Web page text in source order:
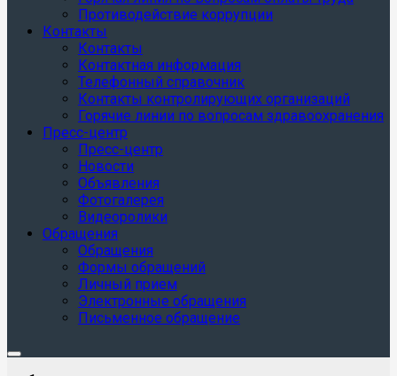
Противодействие коррупции
Контакты
Контакты
Контактная информация
Телефонный справочник
Контакты контролирующих организаций
Горячие линии по вопросам здравоохранения
Пресс-центр
Пресс-центр
Новости
Объявления
Фотогалерея
Видеоролики
Обращения
Обращения
Формы обращений
Личный прием
Электронные обращения
Письменное обращение